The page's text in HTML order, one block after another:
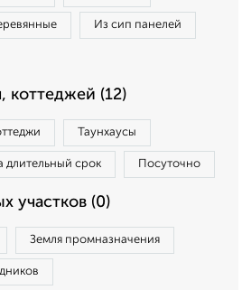
Из сип панелей
коттеджей (12)
Таунхаусы
длительный срок Посуточно
участков (0)
Земля промназначения